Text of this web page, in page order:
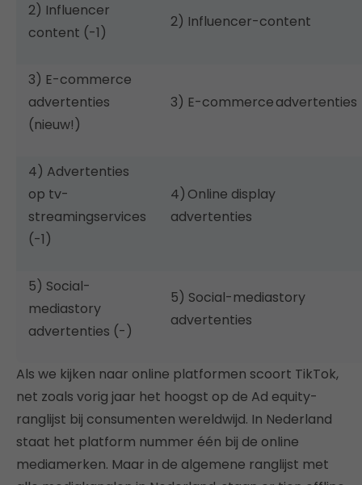
2) Influencer
content (-1)
2) Influencer-content
3) E-commerce
advertenties
(nieuw!)
3) E-commerce advertenties
4) Advertenties
op tv-
streamingservices
(-1)
4) Online display
advertenties
5) Social-
mediastory
advertenties (-)
5) Social-mediastory
advertenties
Als we kijken naar online platformen scoort TikTok,
net zoals vorig jaar het hoogst op de Ad equity-
ranglijst bij consumenten wereldwijd. In Nederland
staat het platform nummer één bij de online
mediamerken. Maar in de algemene ranglijst met